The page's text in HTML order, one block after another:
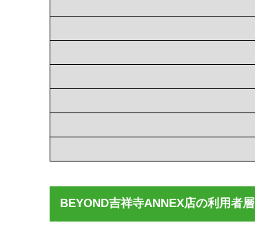
BEYOND吉祥寺ANNEX店の利用者層